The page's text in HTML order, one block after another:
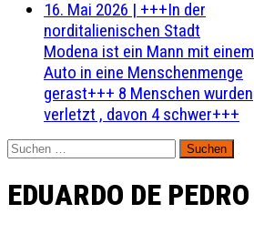
16. Mai 2026 | +++In der
norditalienischen Stadt
Modena ist ein Mann mit einem
Auto in eine Menschenmenge
gerast+++ 8 Menschen wurden
verletzt , davon 4 schwer+++
Suchen
nach:
EDUARDO DE PEDRO